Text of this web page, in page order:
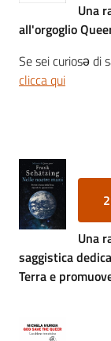
Una
all'orgoglio
Se sei curiosə di
clicca qui
Una
saggistica
Terra e